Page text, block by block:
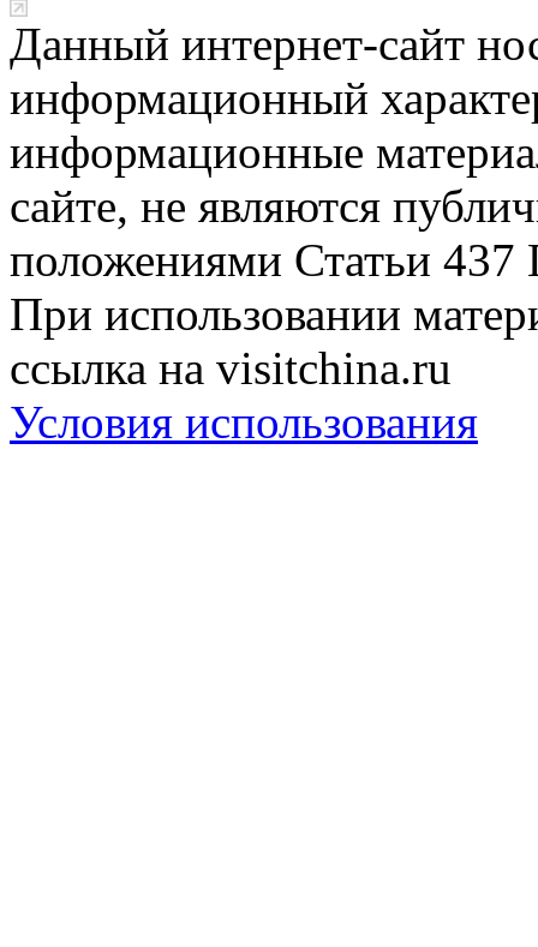
Данный интернет-сайт
информационный
информационные
сайте, не являются
положениями Статьи 437
При использовании
ссылка на visitchina.ru
Условия использования